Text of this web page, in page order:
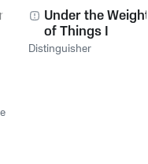
Under the Weight
of Things I
Couldn't Change
Distinguisher